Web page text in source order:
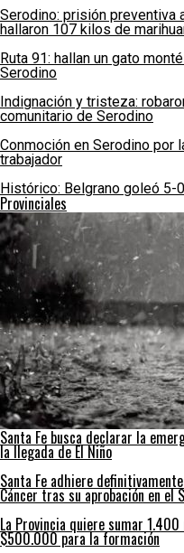
Serodino: prisión preventiva
hallaron 107 kilos de
Ruta 91: hallan un gato
Serodino
Indignación y tristeza:
comunitario de Serodino
Conmoción en Serodino por
trabajador
Histórico: Belgrano goleó 5-
Provinciales
Santa Fe busca declarar la
la llegada de El Niño
Santa Fe adhiere
Cáncer tras su aprobación en el
La Provincia quiere sumar
$500.000 para la formación